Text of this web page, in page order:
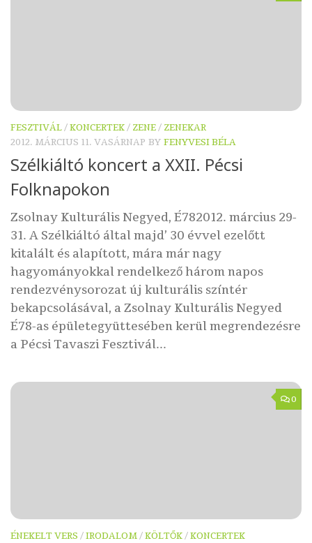
FESZTIVÁL/KONCERTEK/ ZENE/ ZENEKAR
2012. MÁRCIUS 11. VASÁRNAP BY FENYVESI BÉLA
Szélkiáltó koncert a XXII. Pécsi
Folknapokon
Zsolnay Kulturális Negyed, É782012. március 29-
31. A Szélkiáltó által majd’ 30 évvel ezelőtt
kitalált és alapított, mára már nagy
hagyományokkal rendelkező három napos
rendezvénysorozat új kulturális színtér
bekapcsolásával, a Zsolnay Kulturális Negyed
É78-as épületegyüttesében kerül megrendezésre
a Pécsi Tavaszi Fesztivál...
0
ÉNEKELT VERS /IRODALOM/KÖLTŐK/KONCERTEK